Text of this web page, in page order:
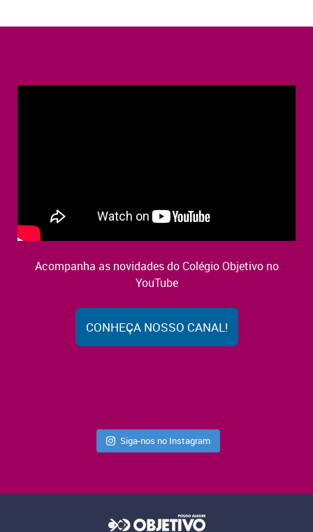
Acompanha as novidades do Colégio Objetivo no
YouTube
CONHEÇA NOSSO CANAL!
Siga-nos no Instagram